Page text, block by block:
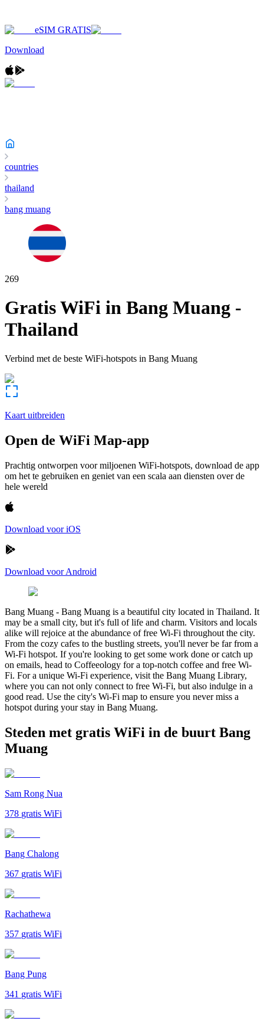
eSIM GRATIS
Download
countries
thailand
bang muang
269
Gratis WiFi in Bang Muang -
Thailand
Verbind met de beste WiFi-hotspots in Bang Muang
Kaart uitbreiden
Open de WiFi Map-app
Prachtig ontworpen voor miljoenen WiFi-hotspots, download de app
om het te gebruiken en geniet van een scala aan diensten over de
hele wereld
Download voor iOS
Download voor Android
Bang Muang - Bang Muang is a beautiful city located in Thailand. It
may be a small city, but it's full of life and charm. Visitors and locals
alike will rejoice at the abundance of free Wi-Fi throughout the city.
From the cozy cafes to the bustling streets, you'll never be far from a
Wi-Fi hotspot. If you're looking to get some work done or catch up
on emails, head to Coffeeology for a top-notch coffee and free Wi-
Fi. For a unique Wi-Fi experience, visit the Bang Muang Library,
where you can not only connect to free Wi-Fi, but also indulge in a
good read. Use the city's Wi-Fi map to ensure you never miss a
hotspot during your stay in Bang Muang.
Steden met gratis WiFi in de buurt Bang
Muang
Sam Rong Nua
378 gratis WiFi
Bang Chalong
367 gratis WiFi
Rachathewa
357 gratis WiFi
Bang Pung
341 gratis WiFi